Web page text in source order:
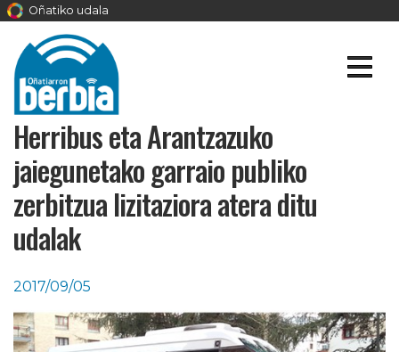
Oñatiko udala
Herribus eta Arantzazuko
jaiegunetako garraio publiko
zerbitzua lizitaziora atera ditu
udalak
2017/09/05